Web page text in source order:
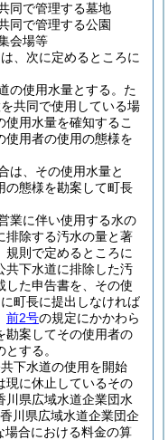
同で管理する墓地
同で管理する公園
会場等
、次に定めるところに
の使用水量とする。 た
共同で使用している場
用水量を確知するこ
使用者の使用の態様を
は、その使用水量と
の態様を勘案して町長
業に伴い使用する水の
排除する汚水の量と著
規則で定めるところに
共下水道に排除した汚
した申告書を、その使
町長に提出しなければ
前2号の規定にかかわら
勘案してその使用者の
する。
下水道の使用を開始
現に休止しているその
川県広域水道企業団水
川県広域水道企業団企
場合における料金の算